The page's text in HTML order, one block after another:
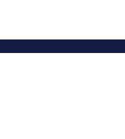
Kesim /